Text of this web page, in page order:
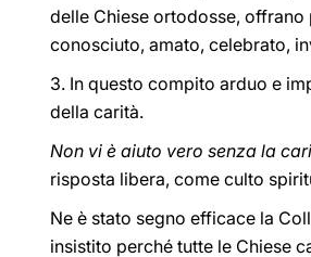
delle Chiese ortodosse,
conosciuto, amato, celebrato,
3. In questo compito arduo e
della carità.
Non vi è aiuto vero senza la
risposta libera, come culto
Ne è stato segno efficace la
insistito perché tutte le Chiese